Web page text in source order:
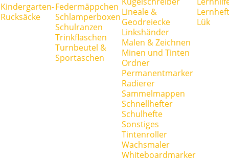
Kindergarten-
Rucksäcke
Federmäppchen
Schlamperboxen
Schulranzen
Trinkflaschen
Turnbeutel &
Sportaschen
Lineale &
Geodreiecke
Linkshänder
Malen & Zeichnen
Minen und Tinten
Ordner
Permanentmarker
Radierer
Sammelmappen
Schnellhefter
Schulhefte
Sonstiges
Tintenroller
Wachsmaler
Whiteboardmarker
Lük